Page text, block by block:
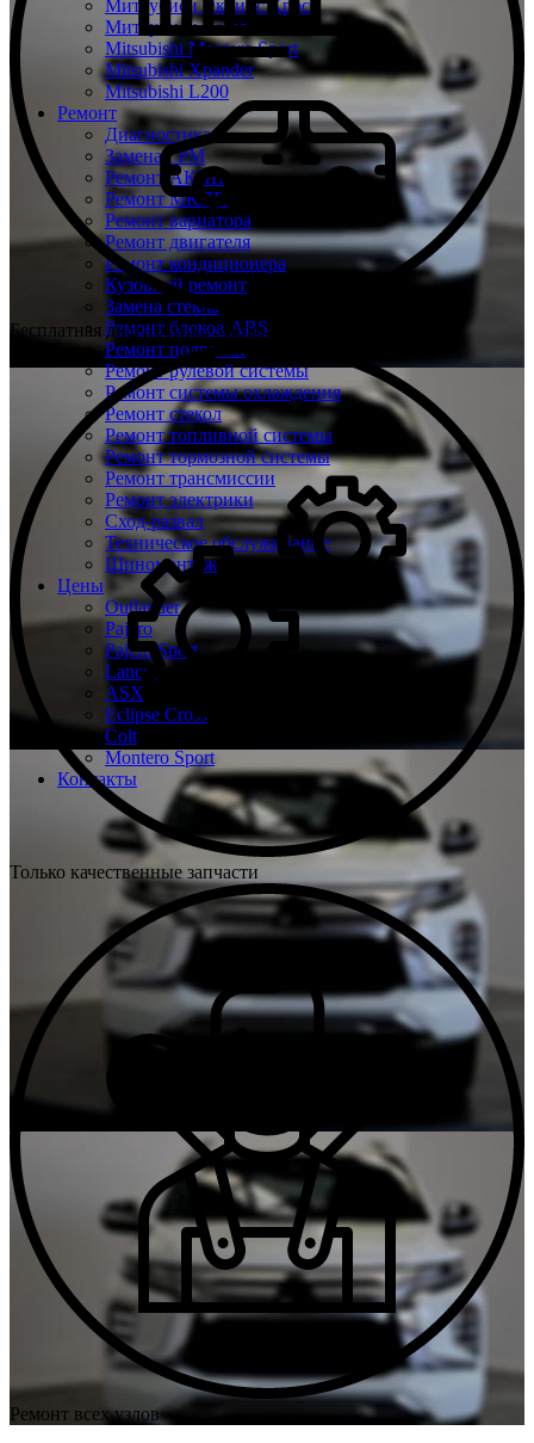
Митсубиси Эклипс Кросс
Митсубиси Кольт
Mitsubishi Montero Sport
Mitsubishi Xpander
Mitsubishi L200
Ремонт
Диагностика
Замена ГРМ
Ремонт АКПП
Ремонт МКПП
Ремонт вариатора
Ремонт двигателя
Ремонт кондиционера
Кузовной ремонт
Замена стекла
Ремонт блоков ABS
Ремонт подвески
Ремонт рулевой системы
Ремонт системы охлаждения
Ремонт стекол
Ремонт топливной системы
Ремонт тормозной системы
Ремонт трансмиссии
Ремонт электрики
Сход-развал
Техническое обслуживание
Шиномонтаж
Цены
Outlander
Pajero
Pajero Sport
Lancer
ASX
Eclipse Cross
Colt
Montero Sport
Контакты
Бесплатная диагностика Mitsubishi
Только качественные запчасти
Ремонт всех узлов